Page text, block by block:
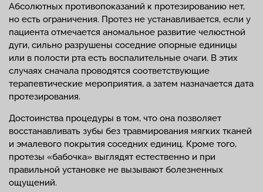
Абсолютных противопоказаний к протезированию нет,
но есть ограничения. Протез не устанавливается, если у
пациента отмечается аномальное развитие челюстной
дуги, сильно разрушены соседние опорные единицы
или в полости рта есть воспалительные очаги. В этих
случаях сначала проводятся соответствующие
терапевтические мероприятия, а затем назначается дата
протезирования.
Достоинства процедуры в том, что она позволяет
восстанавливать зубы без травмирования мягких тканей
и эмалевого покрытия соседних единиц. Кроме того,
протезы «бабочка» выглядят естественно и при
правильной установке не вызывают болезненных
ощущений.